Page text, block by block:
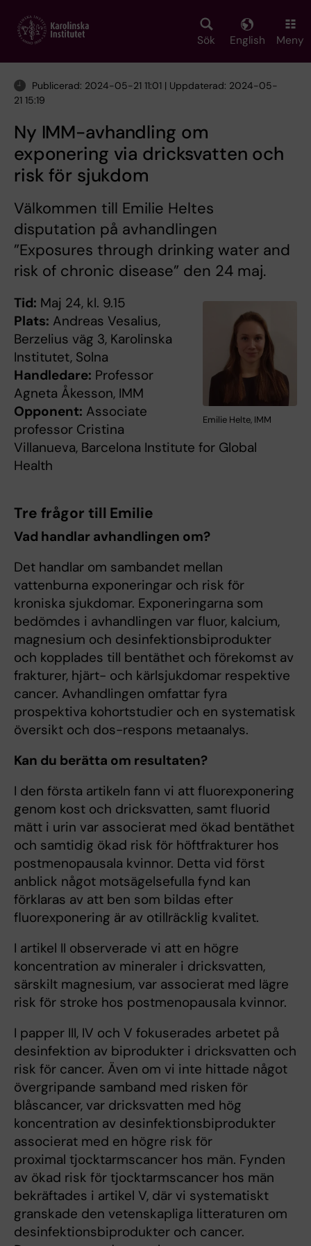
main
Sök English Meny
Publicerad: 2024-05-21 11:01 | Uppdaterad: 2024-05-
21 15:19
Ny IMM-avhandling om
exponering via dricksvatten och
risk för sjukdom
Välkommen till Emilie Heltes
disputation på avhandlingen
”Exposures through drinking water and
risk of chronic disease” den 24 maj.
Emilie Helte, IMM
Tid: Maj 24, kl. 9.15
Plats: Andreas Vesalius,
Berzelius väg 3, Karolinska
Institutet, Solna
Handledare: Professor
Agneta Åkesson, IMM
Opponent: Associate
professor Cristina
Villanueva, Barcelona Institute for Global
Health
Tre frågor till Emilie
Vad handlar avhandlingen om?
Det handlar om sambandet mellan
vattenburna exponeringar och risk för
kroniska sjukdomar. Exponeringarna som
bedömdes i avhandlingen var fluor, kalcium,
magnesium och desinfektionsbiprodukter
och kopplades till bentäthet och förekomst av
frakturer, hjärt- och kärlsjukdomar respektive
cancer. Avhandlingen omfattar fyra
prospektiva kohortstudier och en systematisk
översikt och dos-respons metaanalys.
Kan du berätta om resultaten?
I den första artikeln fann vi att fluorexponering
genom kost och dricksvatten, samt fluorid
mätt i urin var associerat med ökad bentäthet
och samtidig ökad risk för höftfrakturer hos
postmenopausala kvinnor. Detta vid först
anblick något motsägelsefulla fynd kan
förklaras av att ben som bildas efter
fluorexponering är av otillräcklig kvalitet.
I artikel II observerade vi att en högre
koncentration av mineraler i dricksvatten,
särskilt magnesium, var associerat med lägre
risk för stroke hos postmenopausala kvinnor.
I papper III, IV och V fokuserades arbetet på
desinfektion av biprodukter i dricksvatten och
risk för cancer. Även om vi inte hittade något
övergripande samband med risken för
blåscancer, var dricksvatten med hög
koncentration av desinfektionsbiprodukter
associerat med en högre risk för
proximal tjocktarmscancer hos män. Fynden
av ökad risk för tjocktarmscancer hos män
bekräftades i artikel V, där vi systematiskt
granskade den vetenskapliga litteraturen om
desinfektionsbiprodukter och cancer.